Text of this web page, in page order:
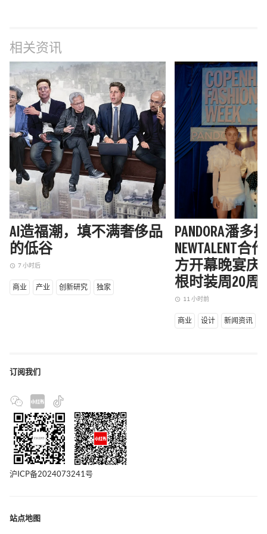
相关资讯
AI造福潮，填不满奢侈品
的低谷
access_time 7 小时后
商业 产业 创新研究 独家
PANDORA潘多
NEWTALENT合
方开幕晚宴庆
根时装周20周
access_time 11 小时前
商业 设计 新闻资讯
订阅我们
沪ICP备2024073241号
站点地图